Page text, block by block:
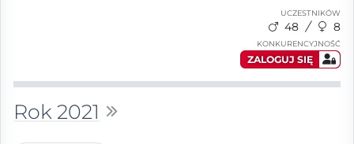
UCZESTNIKÓW
48 8
KONKURENCYJNOŚĆ
ZALOGUJ SIĘ
Rok 2021